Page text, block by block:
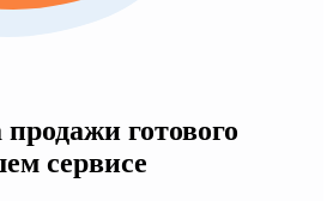
готового
сервисе